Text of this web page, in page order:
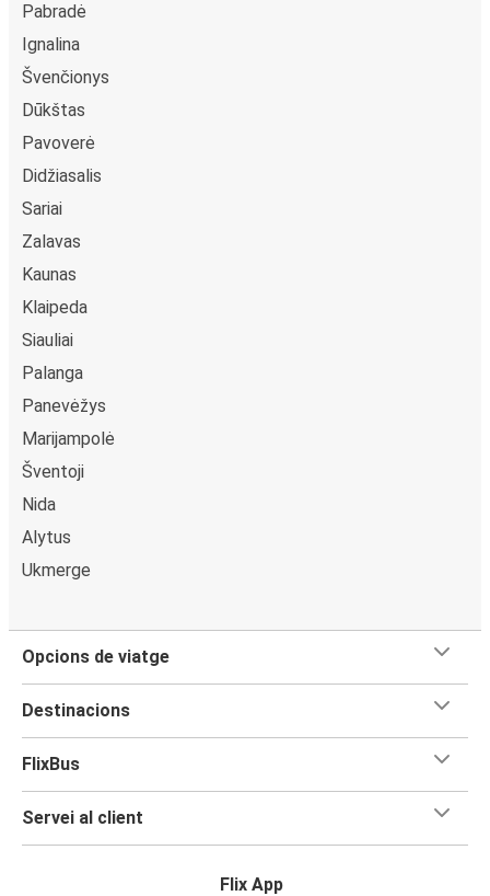
Pabradė
Ignalina
Švenčionys
Dūkštas
Pavoverė
Didžiasalis
Sariai
Zalavas
Kaunas
Klaipeda
Siauliai
Palanga
Panevėžys
Marijampolė
Šventoji
Nida
Alytus
Ukmerge
Opcions de viatge
Destinacions
FlixBus
Servei al client
Flix App